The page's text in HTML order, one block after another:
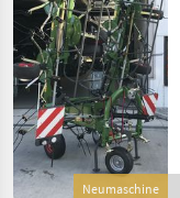
Neumaschine